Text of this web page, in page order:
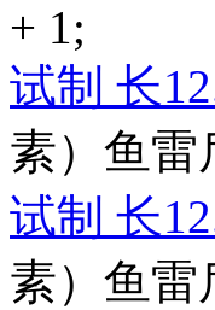
+ 1;
试制 长
素）鱼雷
试制 长
素）鱼雷